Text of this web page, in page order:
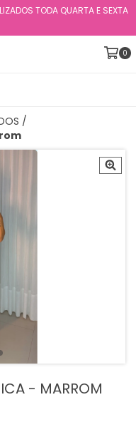
TODA QUARTA E SEXTA
0
/
- MARROM